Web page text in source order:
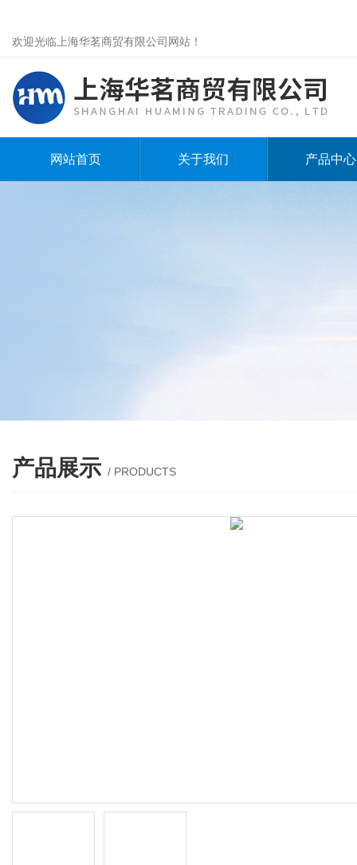
欢迎光临上海华茗商贸有限公司网站！
网站首页 关于我们 产品中心
产品展示 / PRODUCTS